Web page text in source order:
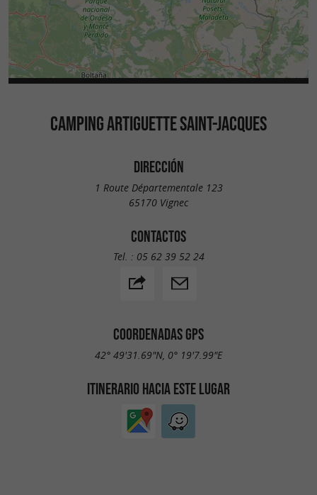
CAMPING ARTIGUETTE SAINT-JACQUES
DIRECCIÓN
1 Route Départementale 123
65170 Vignec
CONTACTOS
Tel. : 05 62 39 52 24
COORDENADAS GPS
42° 49'31.69"N, 0° 19'7.99"E
ITINERARIO HACIA ESTE LUGAR